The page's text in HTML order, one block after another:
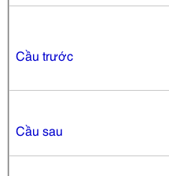
Cầu trước
Cầu sau